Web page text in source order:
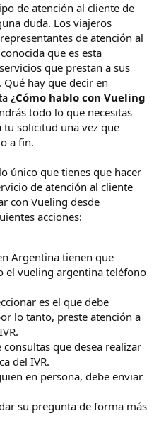
de atención al cliente de
duda. Los viajeros
de atención al
que es esta
que prestan a sus
hay que decir en
¿Cómo hablo con Vueling
todo lo que necesitas
solicitud una vez que
a fin.
único que tienes que hacer
de atención al cliente
con Vueling desde
acciones:
Argentina tienen que
el vueling argentina teléfono
es el que debe
lo tanto, preste atención a
que desea realizar
del IVR.
en persona, debe enviar
su pregunta de forma más